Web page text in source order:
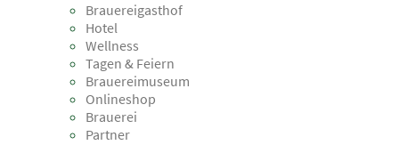
Brauereigasthof
Hotel
Wellness
Tagen & Feiern
Brauereimuseum
Onlineshop
Brauerei
Partner